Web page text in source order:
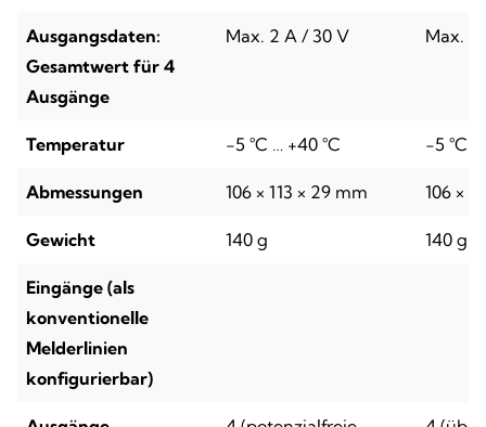
Ausgangsdaten:
Gesamtwert für 4
Ausgänge
Max. 2 A / 30 V Max. 2
Temperatur -5 °C … +40 °C -5 °C …
Abmessungen 106 × 113 × 29 mm 106 ×
Gewicht 140 g 140 g
Eingänge (als
konventionelle
Melderlinien
konfigurierbar)